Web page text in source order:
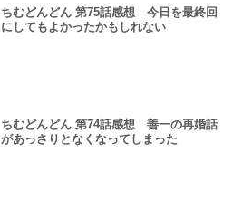
ちむどんどん 第75話感想 今日を最終回
にしてもよかったかもしれない
ちむどんどん 第74話感想 善一の再婚話
があっさりとなくなってしまった